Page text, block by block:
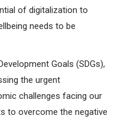
of digitalization to
needs to be
Goals (SDGs),
the urgent
challenges facing our
to overcome the negative